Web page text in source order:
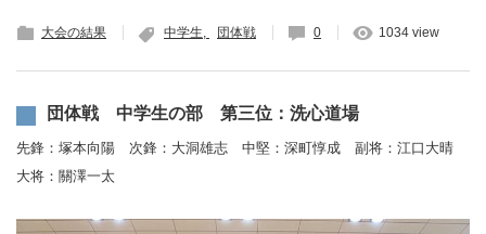
大会の結果 中学生 団体戦 0 1034 view
団体戦 中学生の部 第三位：洗心道場
先鋒：塚本向陽 次鋒：大洞雄志 中堅：深町惇成 副将：江口大晴
大将：關澤一太